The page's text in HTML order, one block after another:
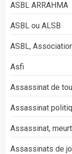
ASBL ARRAHMA
ASBL ou ALSB
ASBL,
Asfi
Assassinat de
Assassinat
Assassinat,
Assassinats de